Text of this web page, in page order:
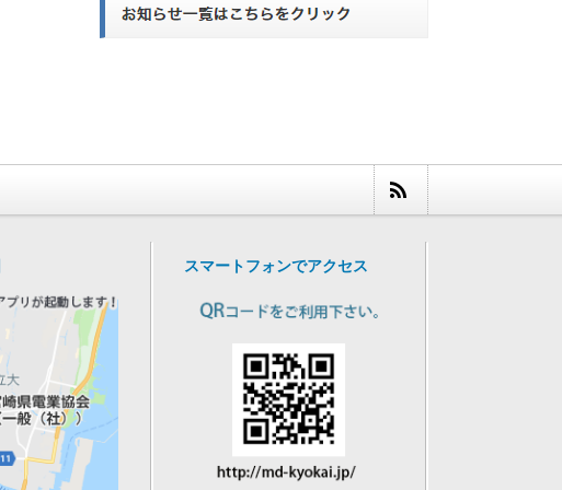
スマートフォンでアクセス